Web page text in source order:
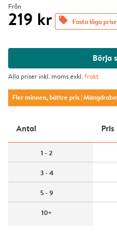
Från
219 kr offers Fasta låga
Börja
Alla priser inkl. moms exkl.frakt
Fler minnen, bättre pris|
Antal
1 - 2
3 - 4
5 - 9
10+